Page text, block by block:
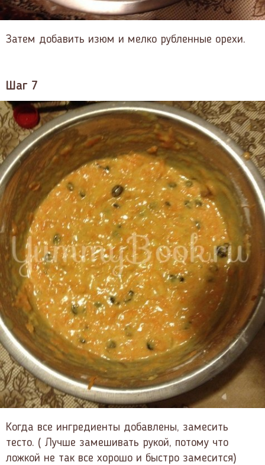
Затем добавить изюм и мелко рубленные орехи.
Шаг 7
Когда все ингредиенты добавлены, замесить
тесто. ( Лучше замешивать рукой, потому что
ложкой не так все хорошо и быстро замесится)